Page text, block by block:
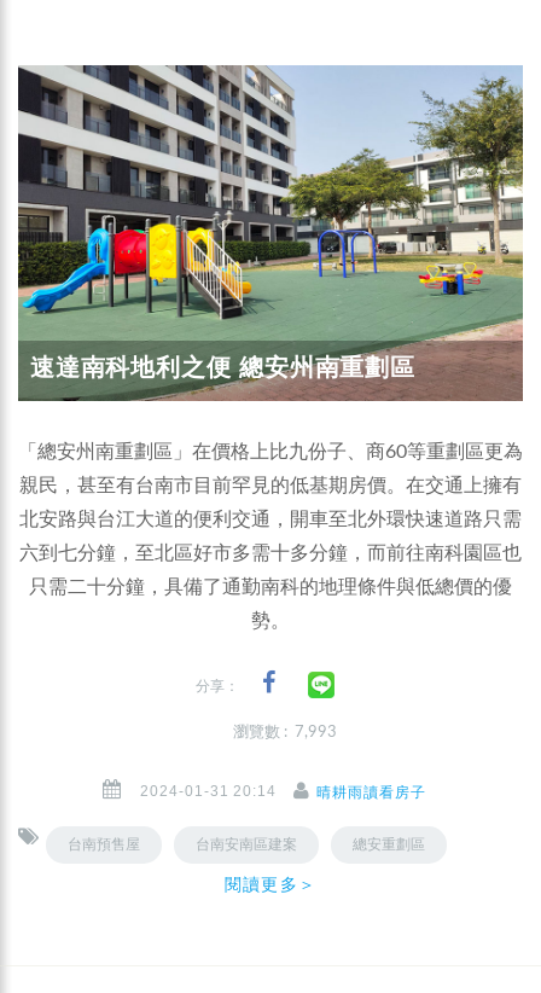
速達南科地利之便 總安州南重劃區
「總安州南重劃區」在價格上比九份子、商60等重劃區更為
親民，甚至有台南市目前罕見的低基期房價。在交通上擁有
北安路與台江大道的便利交通，開車至北外環快速道路只需
六到七分鐘，至北區好市多需十多分鐘，而前往南科園區也
只需二十分鐘，具備了通勤南科的地理條件與低總價的優
勢。
分享：
瀏覽數 : 7,993
2024-01-31 20:14 晴耕雨讀看房子
台南預售屋 台南安南區建案 總安重劃區
閱讀更多＞